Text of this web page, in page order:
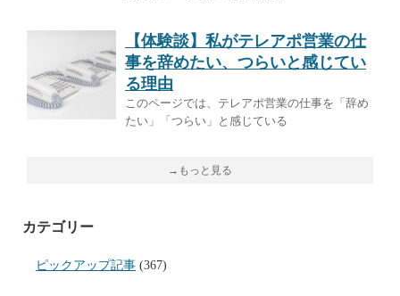
【体験談】私がテレアポ営業の仕
事を辞めたい、つらいと感じてい
る理由
このページでは、テレアポ営業の仕事を「辞め
たい」「つらい」と感じている
→もっと見る
カテゴリー
ピックアップ記事 (367)